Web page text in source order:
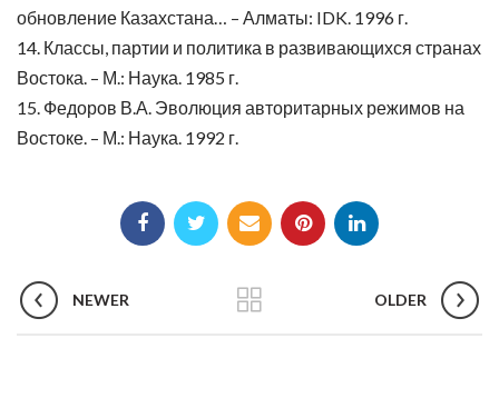
обновление Казахстана… – Алматы: IDK. 1996 г.
14. Классы, партии и политика в развивающихся странах
Востока. – М.: Наука. 1985 г.
15. Федоров В.А. Эволюция авторитарных режимов на
Востоке. – М.: Наука. 1992 г.
NEWER OLDER